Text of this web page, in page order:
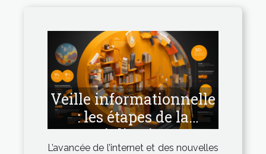
Veille informationnelle
: les étapes de la
réalisation
L’avancée de l’internet et des nouvelles